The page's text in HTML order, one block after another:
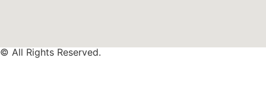
© All Rights Reserved.